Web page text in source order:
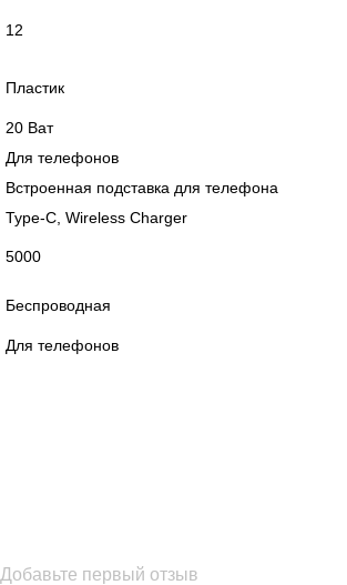
12
Пластик
20 Ват
Для телефонов
Встроенная подставка для телефона
Type-C, Wireless Charger
5000
Беспроводная
Для телефонов
Добавьте первый отзыв